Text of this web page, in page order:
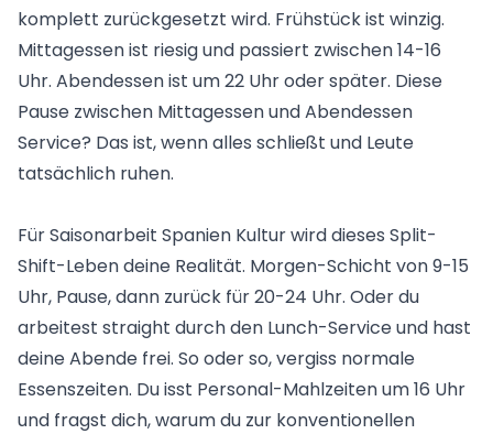
komplett zurückgesetzt wird. Frühstück ist winzig.
Mittagessen ist riesig und passiert zwischen 14-16
Uhr. Abendessen ist um 22 Uhr oder später. Diese
Pause zwischen Mittagessen und Abendessen
Service? Das ist, wenn alles schließt und Leute
tatsächlich ruhen.
Für Saisonarbeit Spanien Kultur wird dieses Split-
Shift-Leben deine Realität. Morgen-Schicht von 9-15
Uhr, Pause, dann zurück für 20-24 Uhr. Oder du
arbeitest straight durch den Lunch-Service und hast
deine Abende frei. So oder so, vergiss normale
Essenszeiten. Du isst Personal-Mahlzeiten um 16 Uhr
und fragst dich, warum du zur konventionellen